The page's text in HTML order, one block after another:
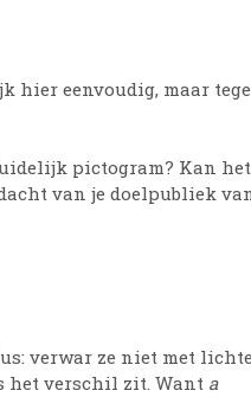
hier eenvoudig, maar
pictogram? Kan het
van je doelpubliek
verwar ze niet met lichte
het verschil zit. Want a